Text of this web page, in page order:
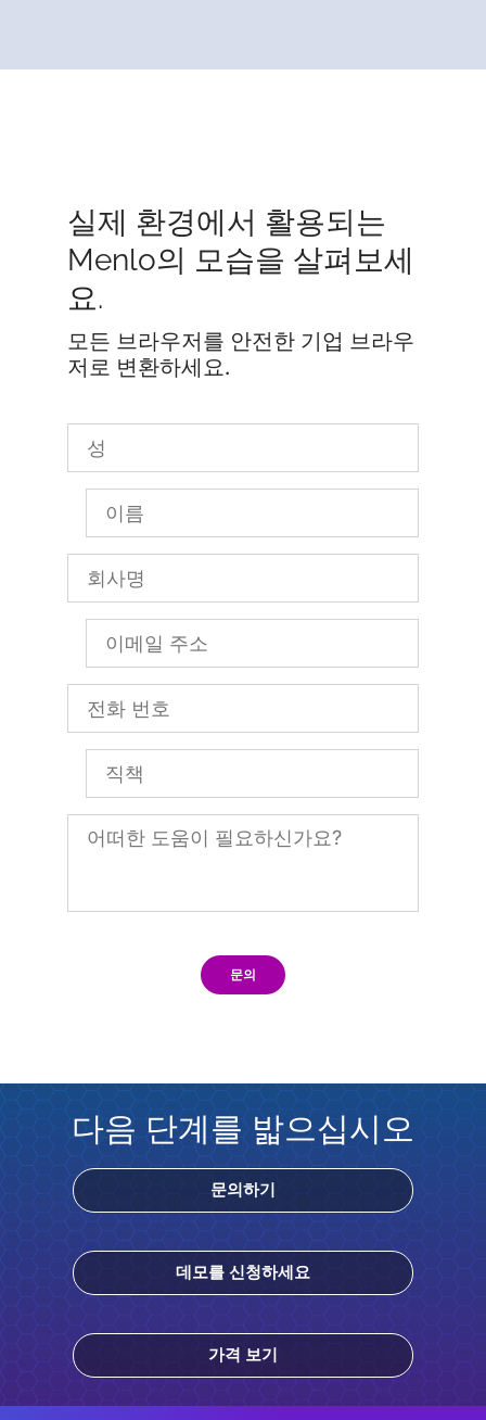
실제 환경에서 활용되는
Menlo의 모습을 살펴보세
요.
모든 브라우저를 안전한 기업 브라우
저로 변환하세요.
문의
다음 단계를 밟으십시오
문의하기
데모를 신청하세요
가격 보기